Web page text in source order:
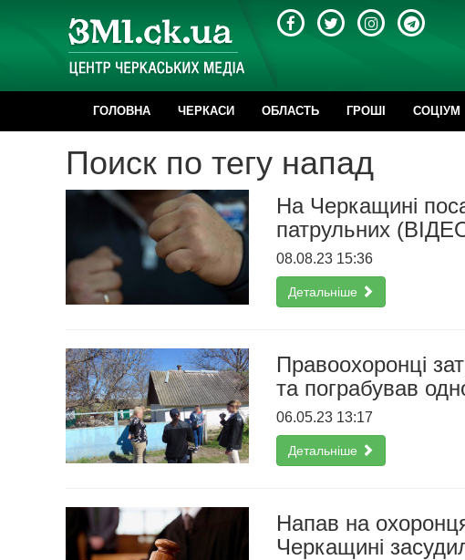
ГОЛОВНА ЧЕРКАСИ ОБЛАСТЬ ГРОШІ CОЦІУМ
Поиск по тегу напад
На Черкащині
патрульних
08.08.23 15:36
Детальніше
Правоохоронці
та пограбував
06.05.23 13:17
Детальніше
Напав на
Черкащині